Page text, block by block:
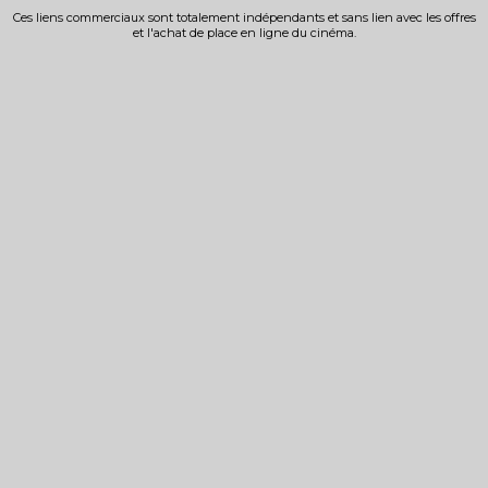
Ces liens commerciaux sont totalement indépendants et sans lien avec les offres
et l'achat de place en ligne du cinéma.